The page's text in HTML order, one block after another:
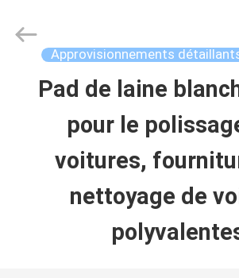
APERÇU
PRODUITS
VIDÉOS
Meklon
Technology
Approvisionnements
Pad de laine
pour le
voitures,
nettoyage de